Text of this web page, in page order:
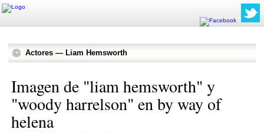
Actores — Liam Hemsworth
Imagen de "liam hemsworth" y
"woody harrelson" en by way of
helena